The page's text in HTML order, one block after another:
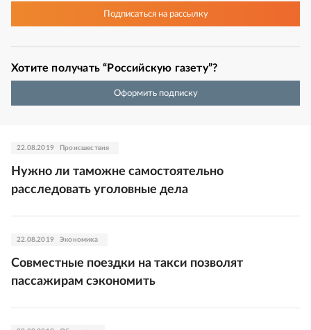
Подписатьсяна рассылку
Хотите получать “Российскую газету”?
Оформить подписку
22.08.2019 Происшествия
Нужно ли таможне самостоятельно
расследовать уголовные дела
22.08.2019 Экономика
Совместные поездки на такси позволят
пассажирам сэкономить